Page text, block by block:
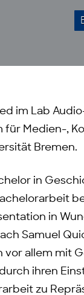
im Lab
Medien-,
Bremen.
in
in
Samuel
vor allem mit
ihren
zu